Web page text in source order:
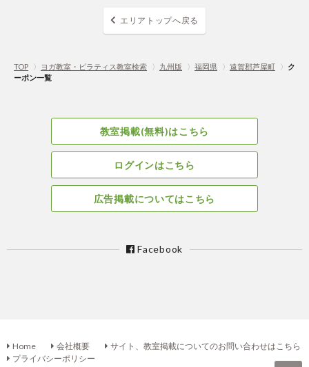
エリアトップへ戻る
TOP 〉 ヨガ教室・ピラティス教室検索 〉 九州版 〉 福岡県 〉 遠賀郡芦屋町 〉 ク
ーポン一覧
教室掲載(無料)はこちら
ログインはこちら
広告掲載についてはこちら
Facebook
Home 会社概要
サイト、教室掲載についてのお問い合わせはこちら
プライバシーポリシー